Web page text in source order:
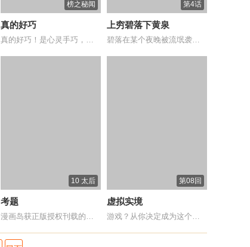
榜之秘闻
真的好巧
第4话
上穷碧落下黄泉
10 太后
考题
第08回
虚拟实境